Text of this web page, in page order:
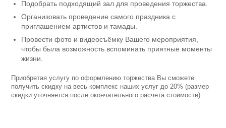
Подобрать подходящий зал для проведения торжества.
Организовать проведение самого праздника с
приглашением артистов и тамады.
Провести фото и видеосъёмку Вашего мероприятия,
чтобы была возможность вспоминать приятные моменты
жизни.
Приобретая услугу по оформлению торжества Вы сможете
получить скидку на весь комплекс наших услуг до 20% (размер
скидки уточняется после окончательного расчета стоимости).